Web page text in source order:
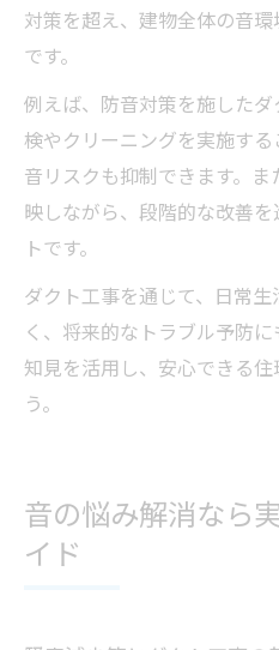
対策を超え、建物全体の音
です。
例えば、防音対策を施した
検やクリーニングを実施す
音リスクも抑制できます。
映しながら、段階的な改善
トです。
ダクト工事を通じて、日常
く、将来的なトラブル予防
知見を活用し、安心できる
う。
音の悩み解消なら
イド